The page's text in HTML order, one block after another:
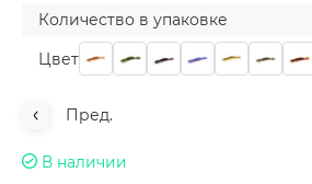
Количество в упаковке
Цвет
Пред.
В наличии